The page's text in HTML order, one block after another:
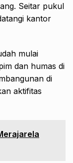
Seitar pukul
kantor
mulai
dan humas di
di
aktifitas